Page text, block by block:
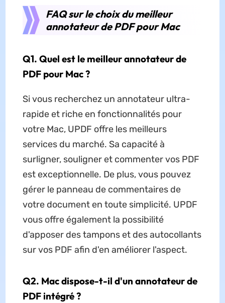
FAQ sur le choix du meilleur
annotateur de PDF pour Mac
Q1. Quel est le meilleur annotateur de
PDF pour Mac ?
Si vous recherchez un annotateur ultra-
rapide et riche en fonctionnalités pour
votre Mac, UPDF offre les meilleurs
services du marché. Sa capacité à
surligner, souligner et commenter vos PDF
est exceptionnelle. De plus, vous pouvez
gérer le panneau de commentaires de
votre document en toute simplicité. UPDF
vous offre également la possibilité
d'apposer des tampons et des autocollants
sur vos PDF afin d'en améliorer l'aspect.
Q2. Mac dispose-t-il d'un annotateur de
PDF intégré ?